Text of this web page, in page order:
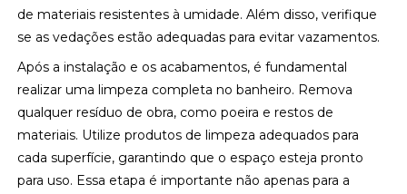
de materiais resistentes à umidade. Além disso, verifique
se as vedações estão adequadas para evitar vazamentos.
Após a instalação e os acabamentos, é fundamental
realizar uma limpeza completa no banheiro. Remova
qualquer resíduo de obra, como poeira e restos de
materiais. Utilize produtos de limpeza adequados para
cada superfície, garantindo que o espaço esteja pronto
para uso. Essa etapa é importante não apenas para a